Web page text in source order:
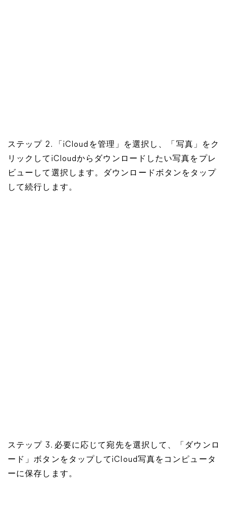
ステップ 2. 「iCloudを管理」を選択し、「写真」をク
リックしてiCloudからダウンロードしたい写真をプレ
ビューして選択します。ダウンロードボタンをタップ
して続行します。
ステップ 3. 必要に応じて宛先を選択して、「ダウンロ
ード」ボタンをタップしてiCloud写真をコンピュータ
ーに保存します。